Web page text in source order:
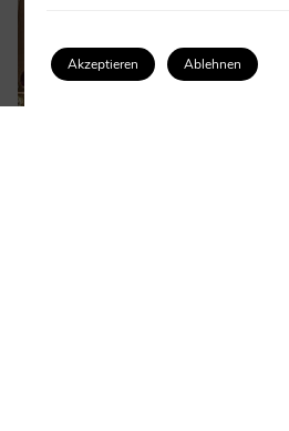
Akzeptieren Ablehnen
How